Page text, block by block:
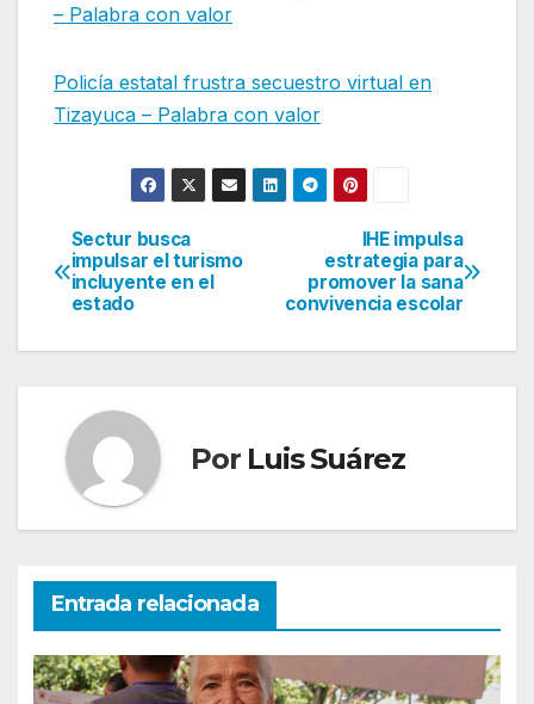
– Palabra con valor
Policía estatal frustra secuestro virtual en
Tizayuca – Palabra con valor
Navegación
de
entradas
IHE impulsa
estrategia para
promover la sana
convivencia escolar
Sectur busca
impulsar el turismo
incluyente en el
estado
Por Luis Suárez
Entrada relacionada